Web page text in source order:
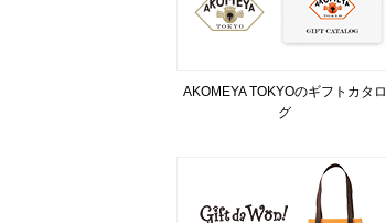
AKOMEYA TOKYOのギフトカタロ
グ